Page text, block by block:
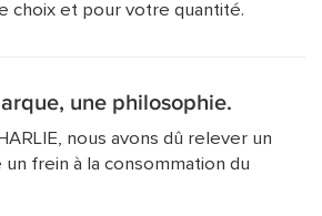
choix et pour votre quantité.
une philosophie.
nous avons dû relever un
frein à la consommation du